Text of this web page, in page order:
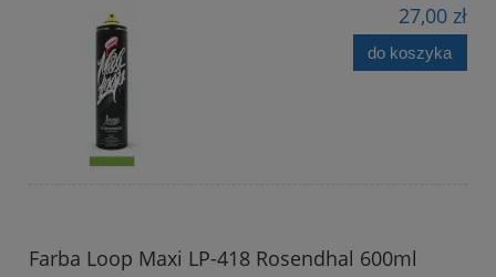
27,00 zł
do koszyka
Farba Loop Maxi LP-418 Rosendhal 600ml